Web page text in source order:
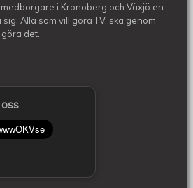
i Kronoberg och Växjö en
Alla som vill göra TV, ska genom
det.